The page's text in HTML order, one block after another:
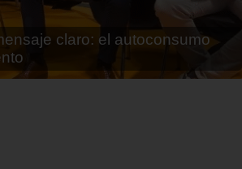
moléculas de agua para